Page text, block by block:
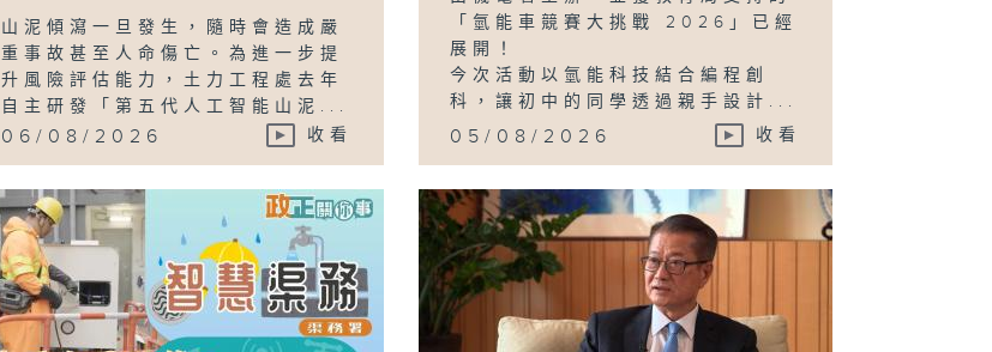
山泥傾瀉一旦發生，隨時會造成嚴
重事故甚至人命傷亡。為進一步提
升風險評估能力，土力工程處去年
自主研發「第五代人工智能山泥...
06/08/2026 收看
「氫能車競賽大挑戰 2026」已經
展開！
今次活動以氫能科技結合編程創
科，讓初中的同學透過親手設計...
05/08/2026 收看